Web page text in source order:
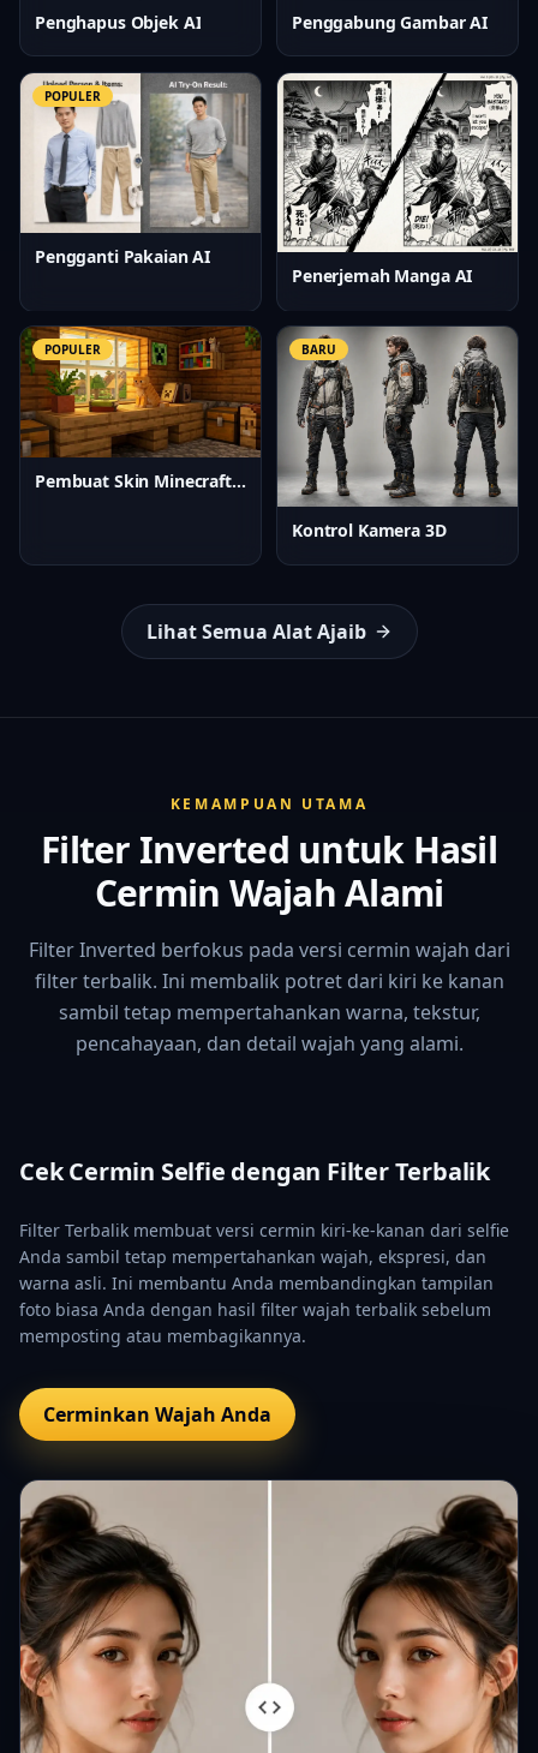
Penghapus Objek AI Penggabung Gambar AI
POPULER
Pengganti Pakaian AI
Penerjemah Manga AI
POPULER
Pembuat Skin Minecraft AI
BARU
Kontrol Kamera 3D
Lihat Semua Alat Ajaib
KEMAMPUAN UTAMA
Filter Inverted untuk Hasil
Cermin Wajah Alami
Filter Inverted berfokus pada versi cermin wajah dari
filter terbalik. Ini membalik potret dari kiri ke kanan
sambil tetap mempertahankan warna, tekstur,
pencahayaan, dan detail wajah yang alami.
Cek Cermin Selfie dengan Filter Terbalik
Filter Terbalik membuat versi cermin kiri-ke-kanan dari selfie
Anda sambil tetap mempertahankan wajah, ekspresi, dan
warna asli. Ini membantu Anda membandingkan tampilan
foto biasa Anda dengan hasil filter wajah terbalik sebelum
memposting atau membagikannya.
Cerminkan Wajah Anda